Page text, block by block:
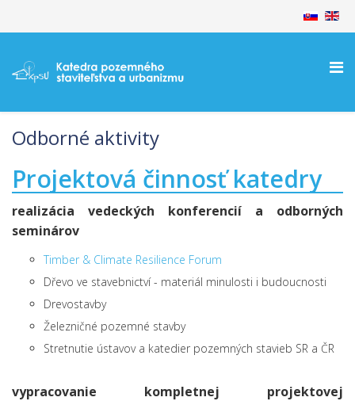
Odborné aktivity
Projektová činnosť katedry
realizácia vedeckých konferencií a odborných
seminárov
Timber & Climate Resilience Forum
Dřevo ve stavebnictví - materiál minulosti i budoucnosti
Drevostavby
Železničné pozemné stavby
Stretnutie ústavov a katedier pozemných stavieb SR a ČR
vypracovanie kompletnej projektovej